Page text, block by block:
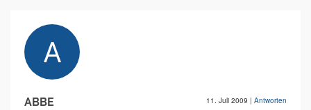
ABBE 11. Juli 2009 | Antworten